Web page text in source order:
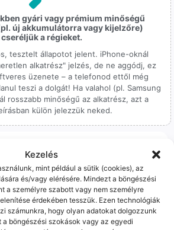
Kezelés
mint például a sütik (cookies), az
és/vagy elérésére. Mindezt a böngészési
a személyre szabott vagy nem személyre
érdekében tesszük. Ezen technológiák
számunkra, hogy olyan adatokat dolgozzunk
a böngészési szokások vagy az egyedi
gyári vagy prémium minőségű
új akkumulátorra vagy kijelzőre)
cseréljük a régieket.
tesztelt állapotot jelent. iPhone-oknál
alkatrész" jelzés, de ne aggódj, ez
üzenete – a telefonod ettől még
teszi a dolgát! Ha valahol (pl. Samsung
rosszabb minőségű az alkatrész, azt a
külön jelezzük neked.
Elérhetőség
piac meghatározó szereplői vagyunk.
vagyunk: ha kérdésed van, élő